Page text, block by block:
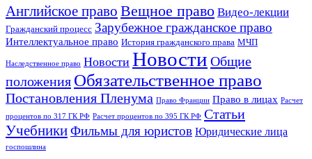
Английское право Вещное право Видео-лекции
Гражданский процесс Зарубежное гражданское право
Интеллектуальное право История гражданского права МЧП
Наследственное право Новости Новости Общие
положения Обязательственное право
Постановления Пленума Право Франции Право в лицах Расчет
процентов по 317 ГК РФ Расчет процентов по 395 ГК РФ Статьи
УчебникиФильмы для юристов Юридические лица
госпошлина